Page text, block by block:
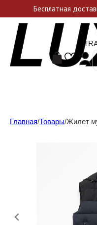
Уникальные акции и
Главная/Товары/Жилет
Бесплатная